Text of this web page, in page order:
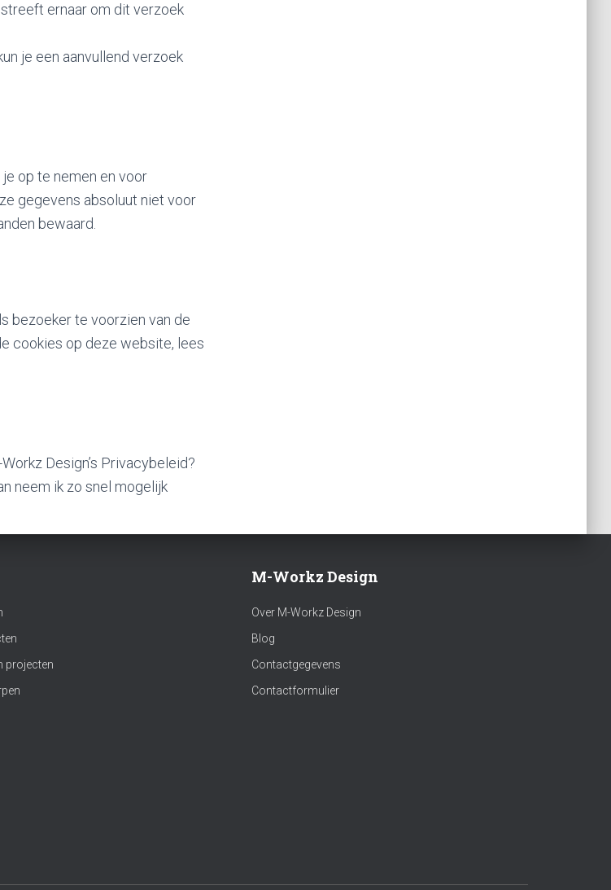
ernaar om dit verzoek
je een aanvullend verzoek
op te nemen en voor
gegevens absoluut niet voor
bewaard.
bezoeker te voorzien van de
cookies op deze website, lees
Design’s Privacybeleid?
neem ik zo snel mogelijk
projecten
M-Workz Design
Over M-Workz Design
Blog
Contactgegevens
Contactformulier